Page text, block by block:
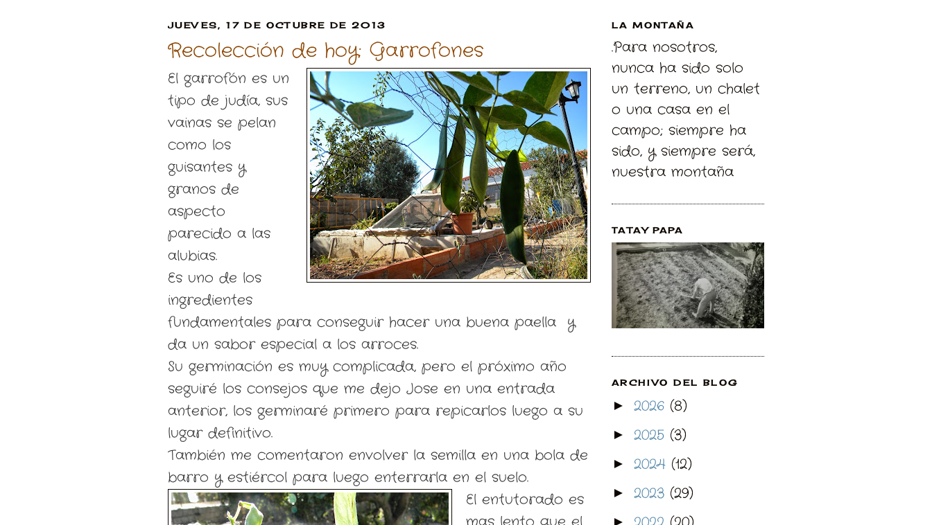
JUEVES, 17 DE OCTUBRE DE 2013
Recolección de hoy: Garrofones
El garrofón es un
tipo de judía, sus
vainas se pelan
como los
guisantes y
granos de
aspecto
parecido a las
alubias.
Es uno de los
ingredientes
fundamentales para conseguir hacer una buena paella y
da un sabor especial a los arroces.
Su germinación es muy complicada, pero el próximo año
seguiré los consejos que me dejo Jose en una entrada
anterior, los germinaré primero para repicarlos luego a su
lugar definitivo.
También me comentaron envolver la semilla en una bola de
barro y estiércol para luego enterrarla en el suelo.
El entutorado es
LA MONTAÑA
.Para nosotros,
nunca ha sido solo
un terreno, un chalet
o una casa en el
campo; siempre ha
sido, y siempre será,
nuestra montaña
TATAY PAPA
ARCHIVO DEL BLOG
► 2026 (8)
► 2025 (3)
► 2024 (12)
► 2023 (29)
►